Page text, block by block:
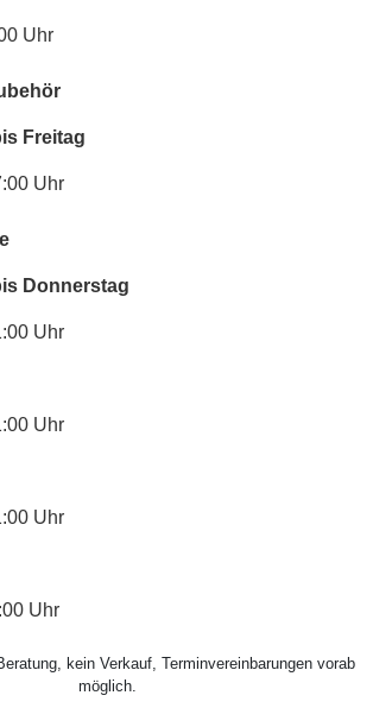
Uhr
Freitag
Uhr
Donnerstag
Uhr
Uhr
Uhr
Uhr
kein Verkauf, Terminvereinbarungen vorab
möglich.